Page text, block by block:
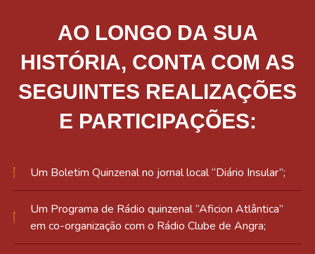
AO LONGO DA SUA
HISTÓRIA, CONTA COM AS
SEGUINTES REALIZAÇÕES
E PARTICIPAÇÕES:
Um Boletim Quinzenal no jornal local “Diário Insular”;
Um Programa de Rádio quinzenal “Aficion Atlântica”
em co-organização com o Rádio Clube de Angra;